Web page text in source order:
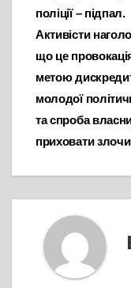
поліції – підпал.
Активісти
що це
метою
молодої
та спроба
приховати